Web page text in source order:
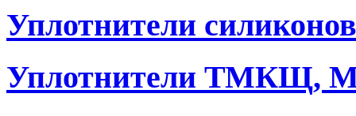
Уплотнители
Уплотнители ТМКЩ,